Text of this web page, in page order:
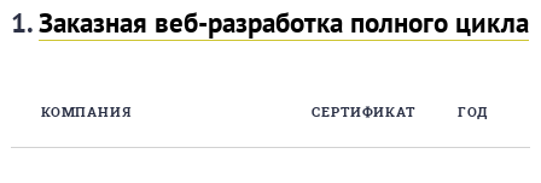
1.Заказная веб-разработка полного цикла
КОМПАНИЯ СЕРТИФИКАТ ГОД